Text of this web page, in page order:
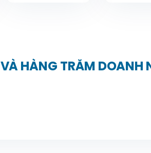
VÀ HÀNG TRĂM DOANH